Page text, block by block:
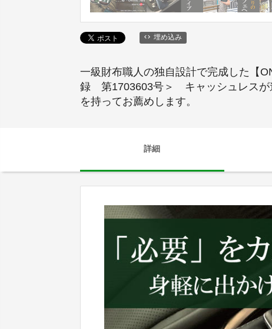
埋め込み
一級財布職人の独自設計で完成した【
録 第1703603号＞ キャッシュレスが
を持ってお薦めします。
詳細